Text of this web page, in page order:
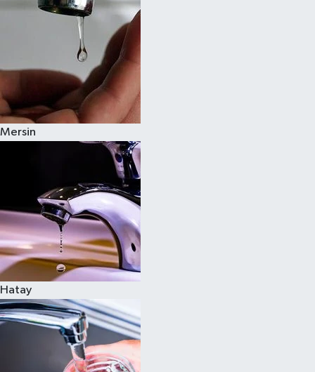
Mersin
Hatay